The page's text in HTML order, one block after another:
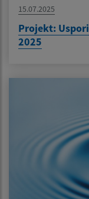
15.07.2025
Projekt:
2025